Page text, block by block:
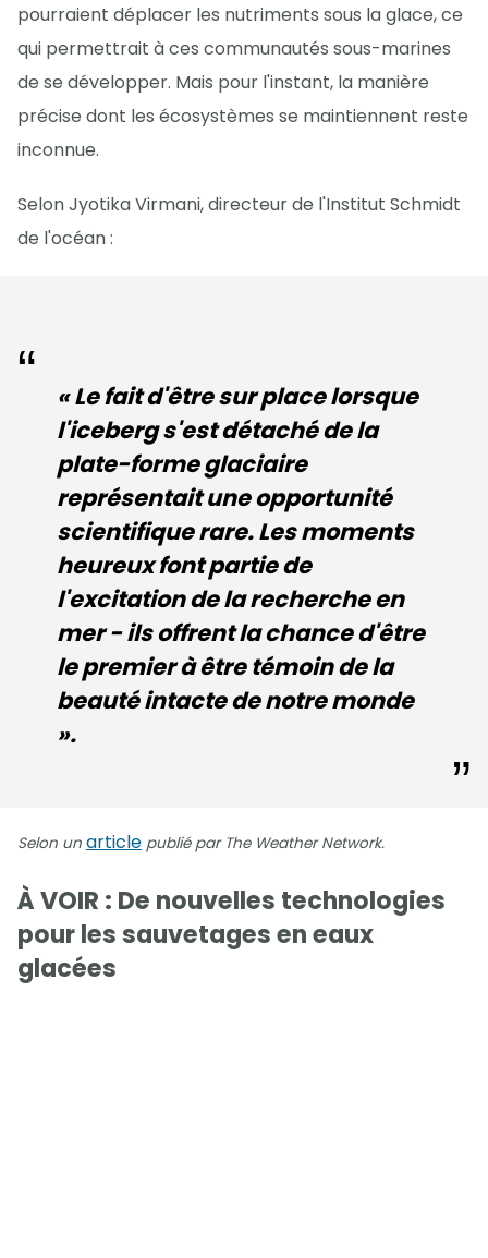
pourraient déplacer les nutriments sous la glace, ce
qui permettrait à ces communautés sous-marines
de se développer. Mais pour l'instant, la manière
précise dont les écosystèmes se maintiennent reste
inconnue.
Selon Jyotika Virmani, directeur de l'Institut Schmidt
de l'océan :
« Le fait d'être sur place lorsque
l'iceberg s'est détaché de la
plate-forme glaciaire
représentait une opportunité
scientifique rare. Les moments
heureux font partie de
l'excitation de la recherche en
mer - ils offrent la chance d'être
le premier à être témoin de la
beauté intacte de notre monde
».
Selon un article publié par The Weather Network.
À VOIR : De nouvelles technologies
pour les sauvetages en eaux
glacées